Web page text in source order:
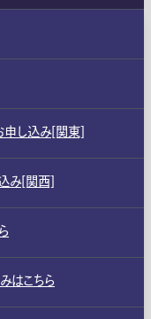
申し込み[関東]
み[関西]
はこちら